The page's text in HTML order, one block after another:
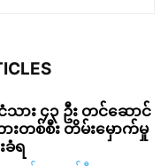
ငံသား ၄၃ ဦး တင်ဆောင်
းတစ်စီး တိမ်းမှောက်မှု
ခံရ